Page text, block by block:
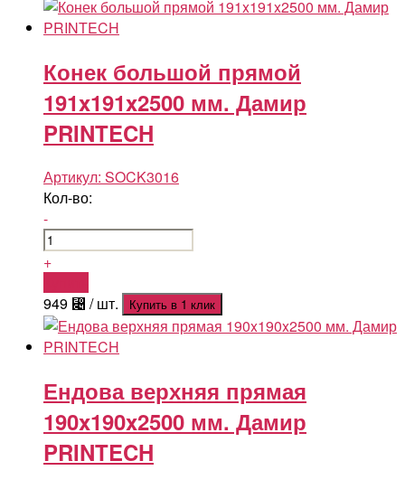
Конек большой прямой
191x191x2500 мм. Дамир
PRINTECH
Артикул: SOCK3016
Кол-во:
-
+
949 ⃄ / шт. Купить в 1 клик
Ендова верхняя прямая
190x190x2500 мм. Дамир
PRINTECH